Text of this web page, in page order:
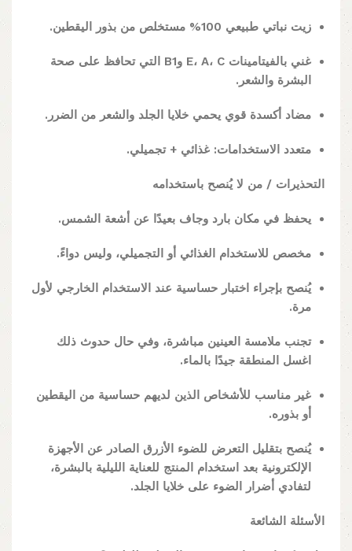
زيت نباتي طبيعي 100% مستخلص من بذور اليقطين.
غني بالفيتامينات E، A، C وB1 التي تحافظ على صحة
البشرة والشعر.
مضاد أكسدة قوي يحمي خلايا الجلد والشعر من الضرر.
متعدد الاستخدامات: غذائي + تجميلي.
التحذيرات / من لا يُنصح باستخدامه
يحفظ في مكان بارد وجاف بعيدًا عن أشعة الشمس.
مخصص للاستخدام الغذائي أو التجميلي، وليس دواءً.
يُنصح بإجراء اختبار حساسية عند الاستخدام الخارجي لأول
مرة.
تجنب ملامسة العينين مباشرة، وفي حال حدوث ذلك
اغسل المنطقة جيدًا بالماء.
غير مناسب للأشخاص الذين لديهم حساسية من اليقطين
أو بذوره.
يُنصح بتقليل التعرض للضوء الأزرق الصادر عن الأجهزة
الإلكترونية بعد استخدام المنتج للعناية الليلية بالبشرة،
لتفادي أضرار الضوء على خلايا الجلد.
الأسئلة الشائعة